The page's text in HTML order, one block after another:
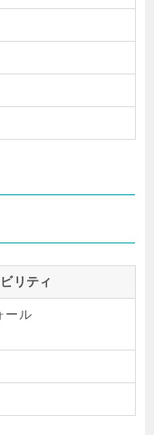
リティ
ール